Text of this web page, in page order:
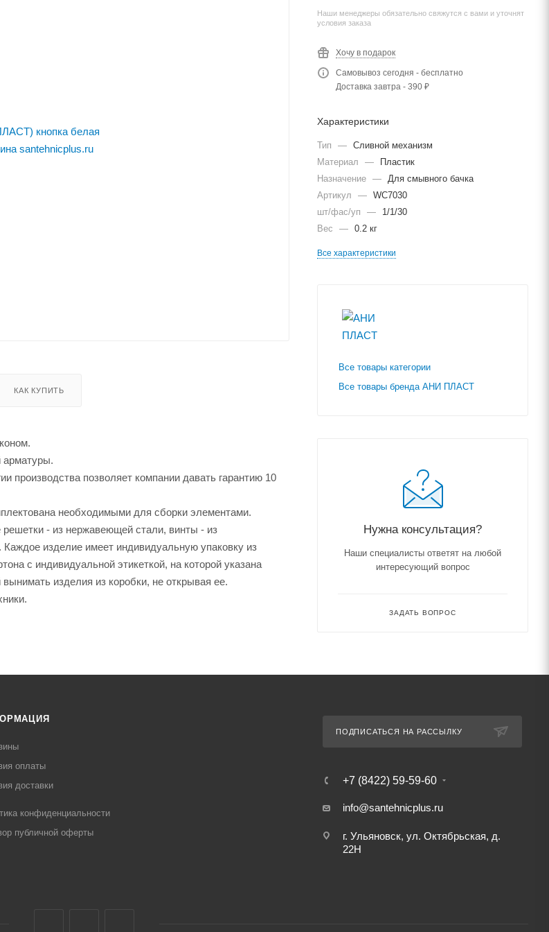
КАК КУПИТЬ
арматуры.
производства позволяет компании давать гарантию 10
необходимыми для сборки элементами.
- из нержавеющей стали, винты - из
Каждое изделие имеет индивидуальную упаковку из
с индивидуальной этикеткой, на которой указана
изделия из коробки, не открывая ее.
Наши менеджеры обязательно свяжутся с вами и уточнят
условия заказа
Хочу в подарок
Самовывоз сегодня - бесплатно
Доставка завтра - 390 ₽
Характеристики
Тип — Сливной механизм
Материал
—
Пластик
Назначение — Для смывного бачка
Артикул
— WC7030
шт/фас/уп
—
1/1/30
Вес
— 0.2 кг
Все характеристики
Все товары категории
Все товары бренда АНИ ПЛАСТ
Нужна консультация?
Наши специалисты ответят на любой
интересующий вопрос
ЗАДАТЬ ВОПРОС
оплаты
доставки
конфиденциальности
публичной оферты
ПОДПИСАТЬСЯ НА РАССЫЛКУ
+7 (8422) 59-59-60
info@santehnicplus.ru
г. Ульяновск, ул. Октябрьская, д.
22Н